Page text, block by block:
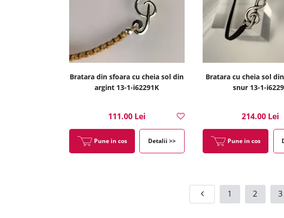
Bratara din sfoara cu cheia sol din
argint 13-1-i62291K
111.00 Lei
Pune in cos Detalii >>
Bratara cu cheia sol
snur 13-1-
214.00 Lei
Pune in cos
1 2 3